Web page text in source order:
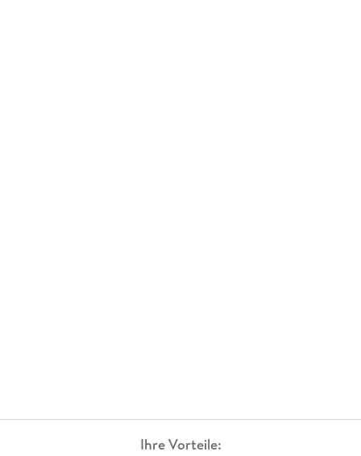
Ihre Vorteile: